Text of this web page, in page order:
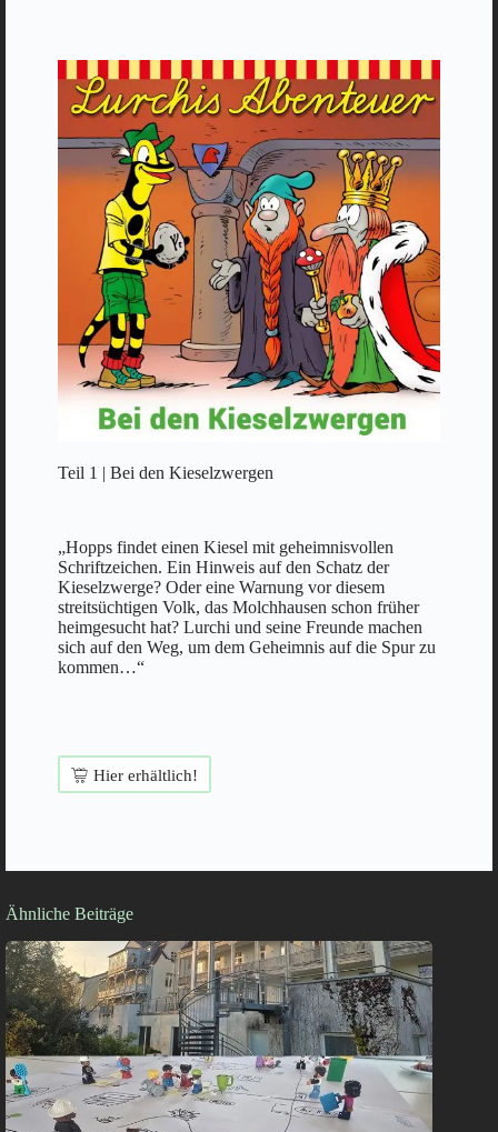
Teil 1 | Bei den Kieselzwergen
„Hopps findet einen Kiesel mit geheimnisvollen
Schriftzeichen. Ein Hinweis auf den Schatz der
Kieselzwerge? Oder eine Warnung vor diesem
streitsüchtigen Volk, das Molchhausen schon früher
heimgesucht hat? Lurchi und seine Freunde machen
sich auf den Weg, um dem Geheimnis auf die Spur zu
kommen…“
Hier erhältlich!
Ähnliche Beiträge